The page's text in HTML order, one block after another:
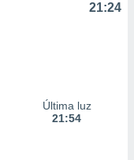
21:24
Última luz
21:54